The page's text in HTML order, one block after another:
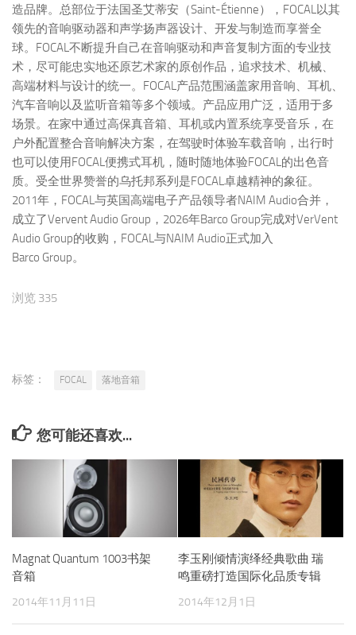
造品牌。总部位于法国圣艾蒂安（Saint-Étienne），FOCAL以其
领先的音响驱动器和声学扬声器设计、开发与制造而享誉全
球。FOCAL不断提升自己在音响驱动和声音复制方面的专业技
术，尽可能忠实地还原艺术家的原创作品，追求技术、机械、
高端材料与设计的统一。FOCAL产品范围涵盖家用音响、耳机、
汽车音响以及监听音箱等多个领域。产品应用广泛，适用于多
场景。在家中通过高保真音箱、耳机或内置系统享受音乐，在
户外配置整合音响解决方案，在驾驶时体验车载音响，出行时
也可以使用FOCAL便携式耳机，随时随地体验FOCAL的出色音
质。受全世界赞誉的乌托邦系列是FOCAL卓越精神的象征。
2011年，FOCAL与英国高端电子产品领导者NAIM Audio合并，
成立了Vervent Audio Group，2026年Barco Group完成对VerVent
Audio Group的收购，FOCAL与NAIM Audio正式加入
Barco Group。
浏览 335
标签： FOCAL 落地音箱
您可能还喜欢...
Magnat Quantum 1003书架
音箱
2014年11月11日
李玉刚倾情演绎经典歌曲 瑞
鸣重磅打造国际化品质专辑
2014年12月1日